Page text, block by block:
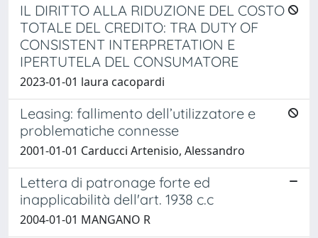
IL DIRITTO ALLA RIDUZIONE DEL COSTO
TOTALE DEL CREDITO: TRA DUTY OF
CONSISTENT INTERPRETATION E
IPERTUTELA DEL CONSUMATORE
2023-01-01 laura cacopardi
Leasing: fallimento dell’utilizzatore e
problematiche connesse
2001-01-01 Carducci Artenisio, Alessandro
Lettera di patronage forte ed
inapplicabilità dell'art. 1938 c.c
2004-01-01 MANGANO R